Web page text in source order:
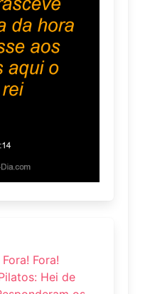
Fora!
Hei de